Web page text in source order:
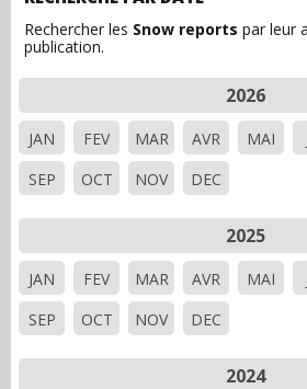
Rechercher les Snow reports par leur
publication.
2026
JAN FEV MAR AVR MAI
SEP
OCT NOV DEC
2025
JAN FEV MAR AVR MAI
SEP
OCT NOV DEC
2024